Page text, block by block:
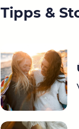
Tipps &